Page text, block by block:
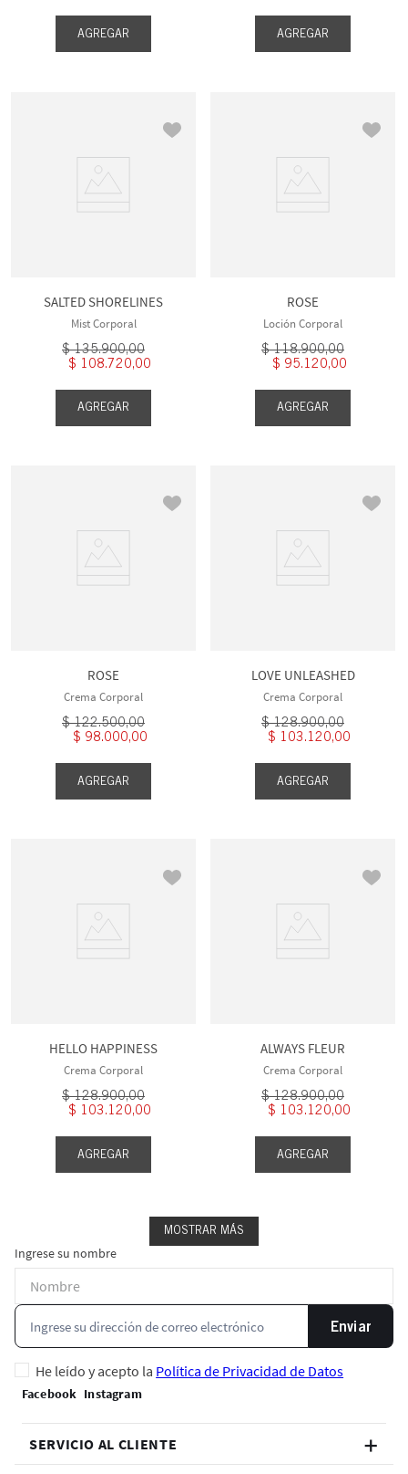
AGREGAR AGREGAR
SALTED SHORELINES
Mist Corporal
$ 135.900,00
$ 108.720,00
AGREGAR
ROSE
Loción Corporal
$ 118.900,00
$ 95.120,00
AGREGAR
ROSE
Crema Corporal
$ 122.500,00
$ 98.000,00
AGREGAR
LOVE UNLEASHED
Crema Corporal
$ 128.900,00
$ 103.120,00
AGREGAR
HELLO HAPPINESS
Crema Corporal
$ 128.900,00
$ 103.120,00
AGREGAR
ALWAYS FLEUR
Crema Corporal
$ 128.900,00
$ 103.120,00
AGREGAR
MOSTRAR MÁS
Ingrese su nombre
Enviar
He leído y acepto la Política de Privacidad de Datos
SERVICIO AL CLIENTE